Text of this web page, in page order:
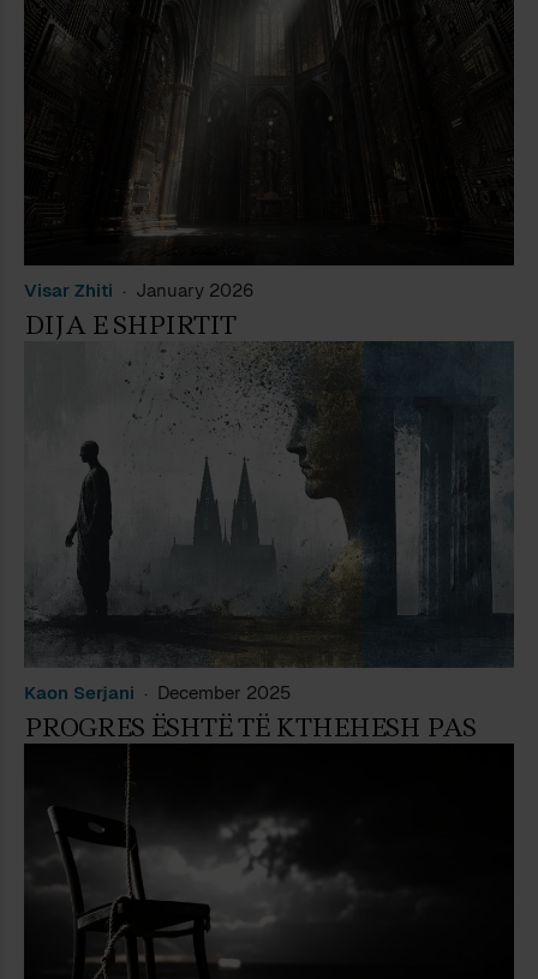
Visar Zhiti January 2026
DIJA E SHPIRTIT
Kaon Serjani December 2025
PROGRES ËSHTË TË KTHEHESH PAS